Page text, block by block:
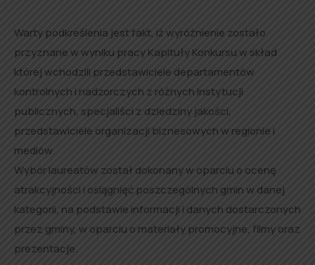
Warty podkreślenia jest fakt, iż wyróżnienie zostało
przyznane w wyniku pracy Kapituły Konkursu w skład
której wchodzili przedstawiciele departamentów
kontrolnych i nadzorczych z różnych instytucji
publicznych, specjaliści z dziedziny jakości,
przedstawiciele organizacji biznesowych w regionie i
mediów.
Wybór laureatów został dokonany w oparciu o ocenę
atrakcyjności i osiągnięć poszczególnych gmin w danej
kategorii, na podstawie informacji i danych dostarczonych
przez gminy, w oparciu o materiały promocyjne, filmy oraz
prezentacje.